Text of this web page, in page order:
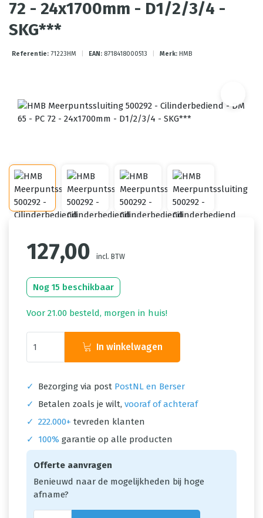
72 - 24x1700mm - D1/2/3/4 -
SKG***
Referentie: 71223HM EAN: 8718418000513 Merk: HMB
127,00 incl. BTW
Nog 15 beschikbaar
Voor 21.00 besteld, morgen in huis!
In winkelwagen
✓ Bezorging via post PostNL en Berser
✓
Betalen zoals je wilt, vooraf of achteraf
✓ 222.000+ tevreden klanten
✓
100% garantie op alle producten
Offerte aanvragen
Benieuwd naar de mogelijkheden bij hoge
afname?